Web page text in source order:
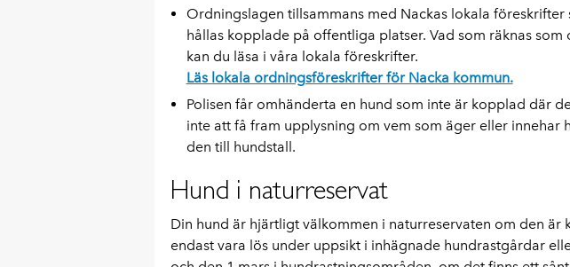
Ordningslagen tillsammans med Nackas lokala föreskrifter
hållas kopplade på offentliga platser. Vad som räknas
kan du läsa i våra lokala föreskrifter.
Läs lokala ordningsföreskrifter för Nacka kommun.
Polisen får omhänderta en hund som inte är kopplad där
inte att få fram upplysning om vem som äger eller innehar
den till hundstall.
Hund i naturreservat
Din hund är hjärtligt välkommen i naturreservaten om den är
endast vara lös under uppsikt i inhägnade hundrastgårdar